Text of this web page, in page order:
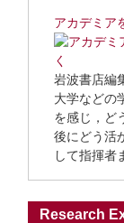
アカデミア
岩波書店
大学などの
を感じ，ど
後にどう活
して指揮者
Research